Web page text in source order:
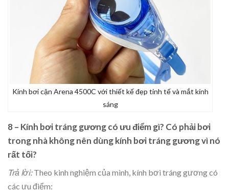
Kính bơi cận Arena 4500C với thiết kế đẹp tinh tế và mắt kính
sáng
8 – Kính bơi tráng gương có ưu điểm gì? Có phải bơi
trong nhà không nên dùng kính bơi tráng gương vì nó
rất tối?
Trả lời:Theo kinh nghiệm của mình, kính bơi tráng gương có
các ưu điểm: